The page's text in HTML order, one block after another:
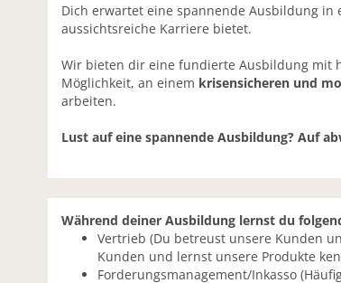
Dich erwartet eine spannende Ausbildung in
aussichtsreiche Karriere bietet.
Wir bieten dir eine fundierte Ausbildung mit
Möglichkeit, an einem krisensicheren und
arbeiten.
Lust auf eine spannende Ausbildung? Auf
Während deiner Ausbildung lernst du
Vertrieb (Du betreust unsere Kunden
Kunden und lernst unsere Produkte
Forderungsmanagement/Inkasso